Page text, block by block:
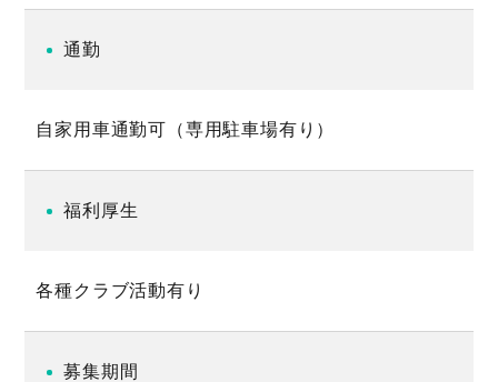
通勤
自家用車通勤可（専用駐車場有り）
福利厚生
各種クラブ活動有り
募集期間